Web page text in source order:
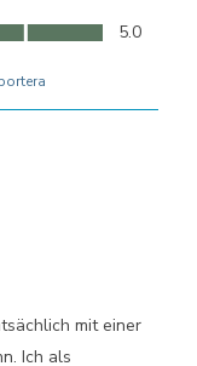
5.0
mit einer
Ich als